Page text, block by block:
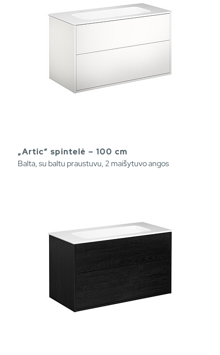
„Artic“ spintelė – 100 cm
Balta, su baltu praustuvu, 2 maišytuvo angos